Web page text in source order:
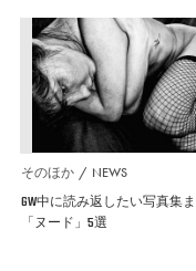
そのほか NEWS
GW中に読み返したい写真集
「ヌード」5選